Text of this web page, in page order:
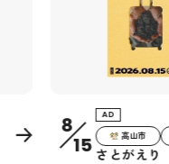
8
15
AD
高山市
さとがえり